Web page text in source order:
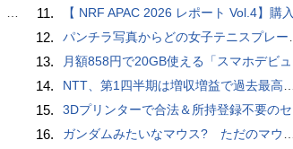
11. 【 NRF APAC 2026 レポート Vol.4】購入の瞬間に眠る価値 Transaction Momentとリテールの次の成長戦略
12. パンチラ写真からどの女子テニスプレーヤーのものなのか当てるクイズ「Tennis Upskirts」
13. 月額858円で20GB使える「スマホデビュープラン U15」ドコモが提供、ahamoも割引になる親子割も
14. NTT、第1四半期は増収増益で過去最高 IOWNや分散GPUの取り組みを説明
15. 3Dプリンターで合法＆所持登録不要のセミオートマチック銃を自作、発砲試験にも成功した猛者が登場
16. ガンダムみたいなマウス? ただのマウスとは違うのだよ1944通りの形状に変更できる驚異のマウス